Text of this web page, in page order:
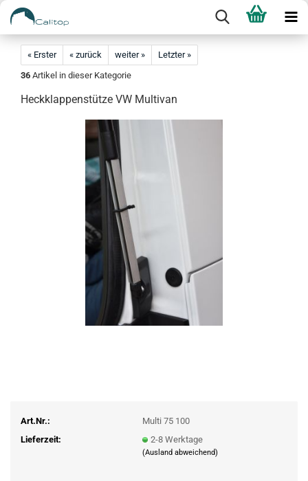
« Erster « zurück weiter »
Letzter »
36 Artikel in dieser Kategorie
Heckklappenstütze VW Multivan
Art.Nr.:
Multi 75 100
Lieferzeit:
2-8 Werktage
(Ausland abweichend)